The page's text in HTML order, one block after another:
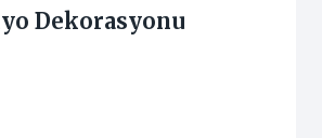
Dekorasyonu